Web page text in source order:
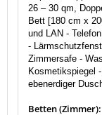
26 – 30 qm,
Bett [180 cm x
und LAN -
-
Zimmersafe -
Kosmetikspiegel
ebenerdiger
Betten (Zimmer):